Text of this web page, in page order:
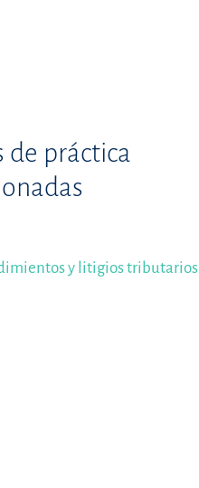
de práctica
y litigios tributarios